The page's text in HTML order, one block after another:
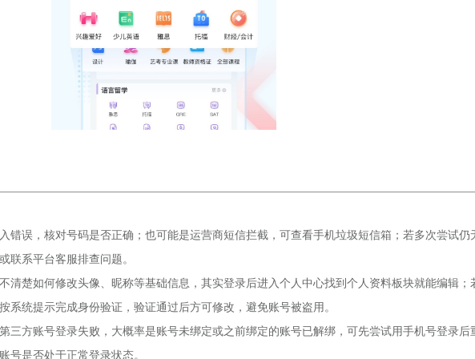
错误，核对号码是否正确；也可能是运营商短信拦截，可查看手机垃圾短信箱；若多次尝试仍
联系平台客服排查问题。
清楚如何修改头像、昵称等基础信息，其实登录后进入个人中心找到个人资料板块就能编辑；
系统提示完成身份验证，验证通过后方可修改，避免账号被盗用。
三方账号登录失败，大概率是账号未绑定或之前绑定的账号已解绑，可先尝试用手机号登录后
号是否处于正常登录状态。